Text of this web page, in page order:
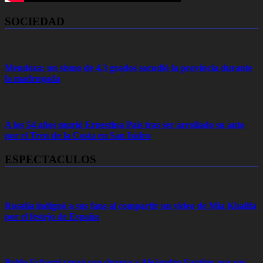
SOCIEDAD
Mendoza: un sismo de 4,3 grados sacudió la provincia durante
la madrugada
A los 54 años murió Ernestina Pais tras ser arrollado su auto
por el Tren de la Costa en San Isidro
ESPECTACULOS
Rosalía indignó a sus fans al compartir un video de Mia Khalifa
por el festejo de España